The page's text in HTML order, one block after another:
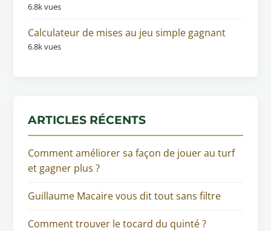
6.8k vues
Calculateur de mises au jeu simple gagnant
6.8k vues
ARTICLES RÉCENTS
Comment améliorer sa façon de jouer au turf
et gagner plus ?
Guillaume Macaire vous dit tout sans filtre
Comment trouver le tocard du quinté ?